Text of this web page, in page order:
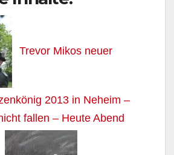
Trevor Mikos neuer
2013 in Neheim –
fallen – Heute Abend